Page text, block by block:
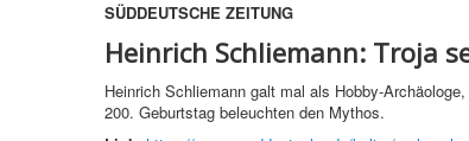
SÜDDEUTSCHE ZEITUNG
Heinrich Schliemann: Troja
Heinrich Schliemann galt mal als Hobby-
200. Geburtstag beleuchten den Mythos.